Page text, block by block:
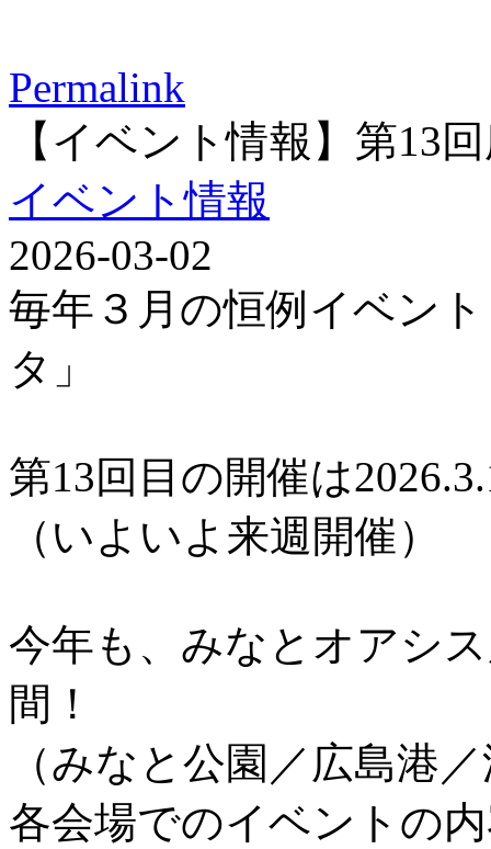
Permalink
【イベント情報】第13
イベント情報
2026-03-02
毎年３月の恒例イベン
タ」
第13回目の開催は
（いよいよ来週開催）
今年も、みなとオアシ
間！
（みなと公園／広島港
各会場でのイベントの